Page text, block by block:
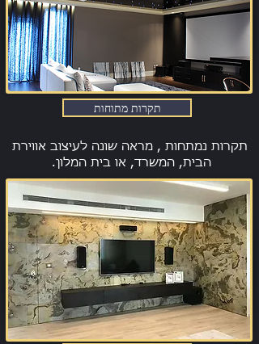
תקרות מתוחות
תקרות נמתחות , מראה שונה לעיצוב אווירת
הבית, המשרד, או בית המלון.